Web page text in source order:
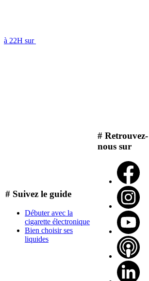
à 22H sur
# Suivez le guide
Débuter avec la
cigarette électronique
Bien choisir ses
liquides
# Retrouvez-
nous sur